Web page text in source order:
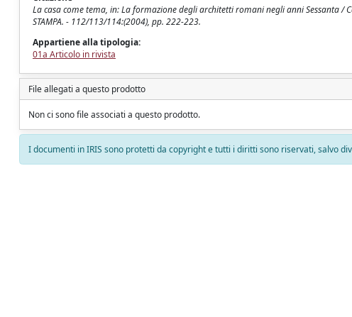
La casa come tema, in: La formazione degli architetti romani negli anni Sessanta /
STAMPA. - 112/113/114:(2004), pp. 222-223.
Appartiene alla tipologia:
01a Articolo in rivista
File allegati a questo prodotto
Non ci sono file associati a questo prodotto.
I documenti in IRIS sono protetti da copyright e tutti i diritti sono riservati, salvo